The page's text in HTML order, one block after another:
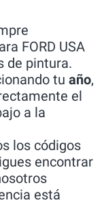
FORD USA
de pintura.
tu año,
el
a la
los códigos
encontrar
está